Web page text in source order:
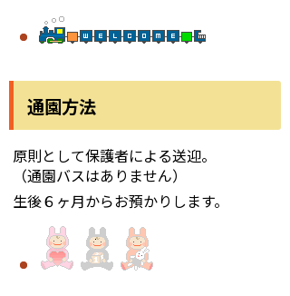
通園方法
原則として保護者による送迎。
（通園バスはありません）
生後６ヶ月からお預かりします。